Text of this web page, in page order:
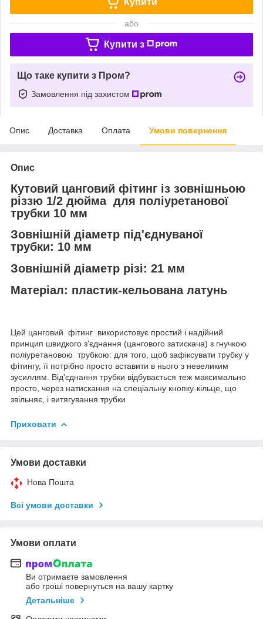
або
Купити з
Що таке купити з Пром?
Замовлення під захистом
Опис Доставка Оплата Умови повернення
Опис
Кутовий цанговий фітинг із зовнішньою
різзю 1/2 дюйма для поліуретанової
трубки 10 мм
Зовнішній діаметр під'єднуваної
трубки: 10 мм
Зовнішній діаметр різі: 21 мм
Матеріал: пластик-кельована латунь
Цей цанговий фітинг використовує простий і надійний
принцип швидкого з'єднання (цангового затискача) з гнучкою
поліуретановою трубкою: для того, щоб зафіксувати трубку у
фітингу, її потрібно просто вставити в нього з невеликим
зусиллям. Від'єднання трубки відбувається теж максимально
просто, через натискання на спеціальну кнопку-кільце, що
звільняє, і витягування трубки
Приховати
Умови доставки
Нова Пошта
Всі умови доставки
Умови оплати
Ви отримаєте замовлення
або гроші повернуться на вашу картку
Детальніше